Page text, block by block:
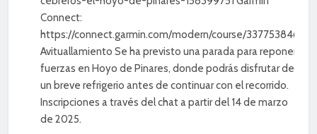
Connect:
https://connect.garmin.com/modern/course/337753846
Avituallamiento Se ha previsto una parada para reponer
fuerzas en Hoyo de Pinares, donde podrás disfrutar de
un breve refrigerio antes de continuar con el recorrido.
Inscripciones a través del chat a partir del 14 de marzo
de 2025.